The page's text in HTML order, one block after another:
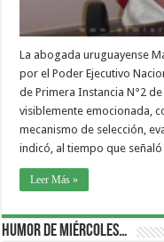
La abogada uruguayense
por el Poder Ejecutivo
de Primera Instancia N°2
visiblemente emocionada,
mecanismo de selección,
indicó, al tiempo que
Leer Más »
Humor de Miércoles…